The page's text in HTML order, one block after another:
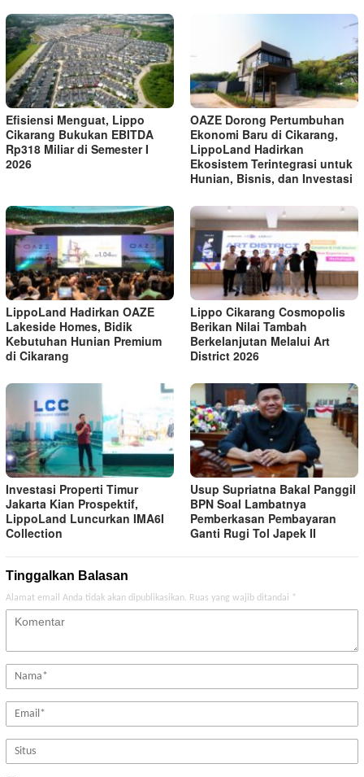
Efisiensi Menguat, Lippo
Cikarang Bukukan EBITDA
Rp318 Miliar di Semester I
2026
OAZE Dorong Pertumbuhan
Ekonomi Baru di Cikarang,
LippoLand Hadirkan
Ekosistem Terintegrasi untuk
Hunian, Bisnis, dan Investasi
LippoLand Hadirkan OAZE
Lakeside Homes, Bidik
Kebutuhan Hunian Premium
di Cikarang
Lippo Cikarang Cosmopolis
Berikan Nilai Tambah
Berkelanjutan Melalui Art
District 2026
Investasi Properti Timur
Jakarta Kian Prospektif,
LippoLand Luncurkan IMA6I
Collection
Usup Supriatna Bakal Panggil
BPN Soal Lambatnya
Pemberkasan Pembayaran
Ganti Rugi Tol Japek II
Tinggalkan Balasan
Alamat email Anda tidak akan dipublikasikan. Ruas yang wajib ditandai *